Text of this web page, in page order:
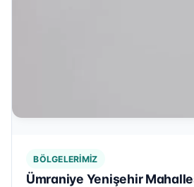
BÖLGELERIMIZ
Ümraniye Yenişehir